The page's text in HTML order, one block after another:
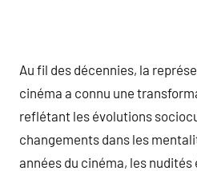
Au fil des décennies, la
cinéma a connu une
reflétant les évolutions
changements dans les
années du cinéma, les